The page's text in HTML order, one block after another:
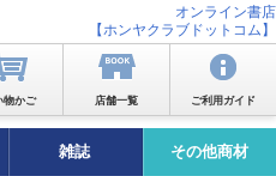
オンライン書店
【ホンヤクラブドットコム】
物かご 店舗一覧 ご利用ガイド
雑誌 その他商材